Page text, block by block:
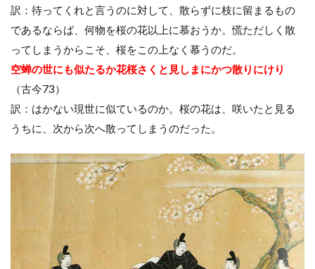
訳：待ってくれと言うのに対して、散らずに枝に留まるもの
であるならば、何物を桜の花以上に慕おうか。慌ただしく散
ってしまうからこそ、桜をこの上なく慕うのだ。
空蝉の世にも似たるか花桜さくと見しまにかつ散りにけり
（古今73）
訳：はかない現世に似ているのか。桜の花は、咲いたと見る
うちに、次から次へ散ってしまうのだった。